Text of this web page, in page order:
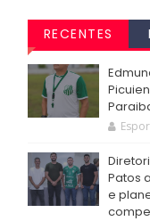
RECENTES
Patos
e